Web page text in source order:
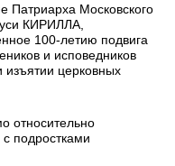
Патриарха Московского
КИРИЛЛА,
100-летию подвига
и исповедников
изъятии церковных
относительно
подростками